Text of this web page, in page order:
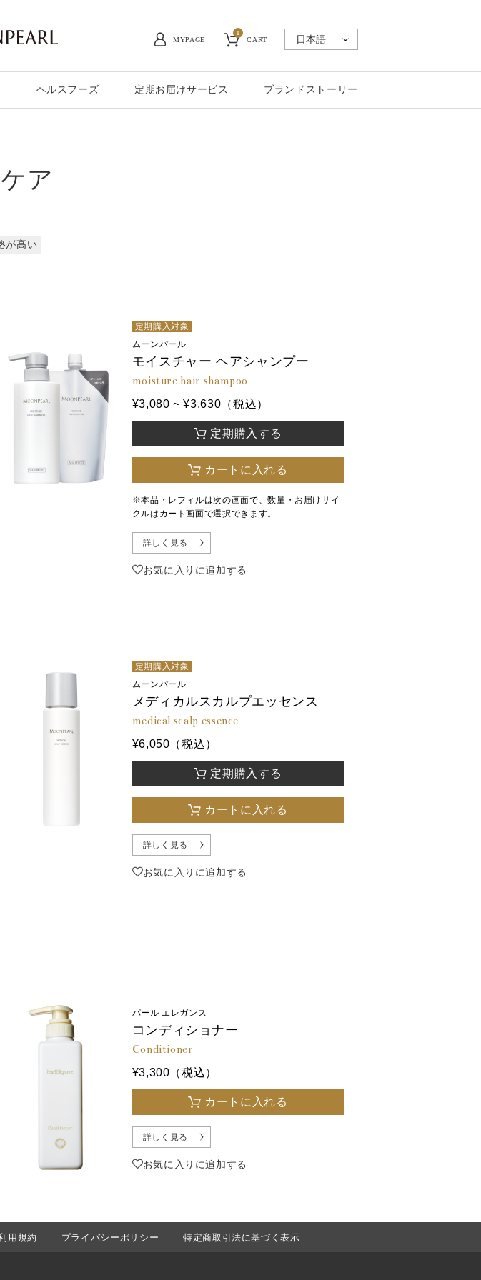
MYPAGE CART
0
ヘルスフーズ 定期お届けサービス ブランドストーリー
ア
が高い
定期購入対象
ムーンパール
モイスチャー ヘアシャンプー
moisture hair shampoo
¥3,080 ~ ¥3,630（税込）
定期購入する
カートに入れる
※本品・レフィルは次の画面で、数量・お届けサイ
クルはカート画面で選択できます。
詳しく見る
お気に入りに追加する
定期購入対象
ムーンパール
メディカルスカルプエッセンス
medical scalp essence
¥6,050（税込）
定期購入する
カートに入れる
詳しく見る
お気に入りに追加する
パール エレガンス
コンディショナー
Conditioner
¥3,300（税込）
カートに入れる
詳しく見る
お気に入りに追加する
用規約 プライバシーポリシー 特定商取引法に基づく表示